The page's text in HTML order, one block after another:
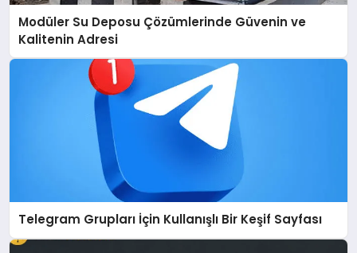
Modüler Su Deposu Çözümlerinde Güvenin ve
Kalitenin Adresi
Telegram Grupları İçin Kullanışlı Bir Keşif Sayfası